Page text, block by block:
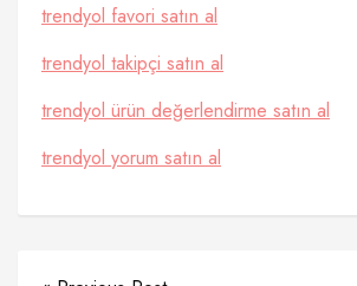
trendyol favori satın al
trendyol takipçi satın al
trendyol ürün değerlendirme satın al
trendyol yorum satın al